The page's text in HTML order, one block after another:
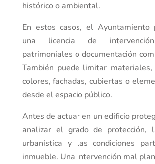
histórico o ambiental.
En estos casos, el Ayuntamiento
una licencia de
patrimoniales o documentación
También puede limitar materiales,
colores, fachadas, cubiertas o
desde el espacio público.
Antes de actuar en un edificio
analizar el grado de protección,
urbanística y las condiciones
inmueble. Una intervención mal